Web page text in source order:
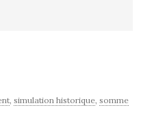
, simulation historique, somme